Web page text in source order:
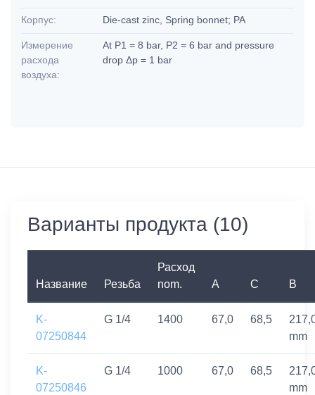
Корпус: Die-cast zinc, Spring bonnet; PA
Измерение
расхода
воздуха:
At P1 = 8 bar, P2 = 6 bar and pressure
drop Δp = 1 bar
Варианты продукта (10)
Название Резьба
Расход
nom.
A C B
K-
07250844
G 1/4 1400 67,0 68,5
mm
K-
07250846
G 1/4 1000 67,0 68,5
mm